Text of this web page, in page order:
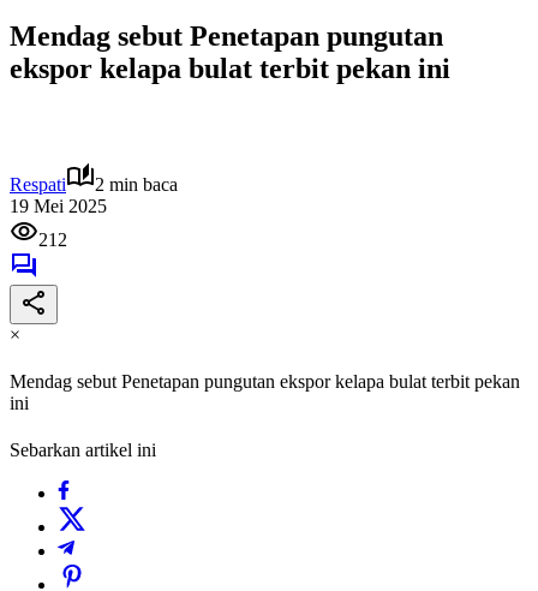
Mendag sebut Penetapan pungutan
ekspor kelapa bulat terbit pekan ini
Respati
2 min baca
19 Mei 2025
212
×
Mendag sebut Penetapan pungutan ekspor kelapa bulat terbit pekan
ini
Sebarkan artikel ini